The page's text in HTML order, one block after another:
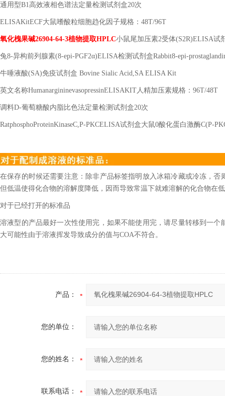
通用型B1高效液相色谱法定量检测试剂盒20次
ELISAKitECF大鼠嗜酸粒细胞趋化因子规格： 48T/96T
氧化槐果碱26904-64-3植物提取HPLC小鼠尾加压素2受体(S2R)ELISA试
兔8-异构前列腺素(8-epi-PGF2α)ELISA检测试剂盒Rabbit8-epi-
牛唾液酸(SA)免疫试剂盒 Bovine Sialic Acid,SA ELISA Kit
英文名称HumanargininevasopressinELISAKIT人精加压素规格： 96T/48T
调料D-葡萄糖酸内脂比色法定量检测试剂盒20次
RatphosphoProteinKinaseC,P-PKCELISA试剂盒大鼠0酸化蛋白激酶C(P-
在保存的时候还需要注意：除非产品标签指明放入冰箱冷藏或冷冻，
但低温使得化合物的溶解度降低，因而导致常温下就难溶解的化合物在
对于已经打开的标准品
溶液型的产品最好一次性使用完，如果不能使用完，请尽量转移到一
大可能性由于溶液挥发导致成分的值与COA不符合。
产品：
您的单位：
您的姓名：
联系电话：